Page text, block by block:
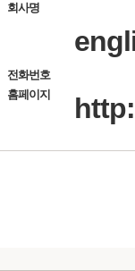
회사명
전화번호
홈페이지